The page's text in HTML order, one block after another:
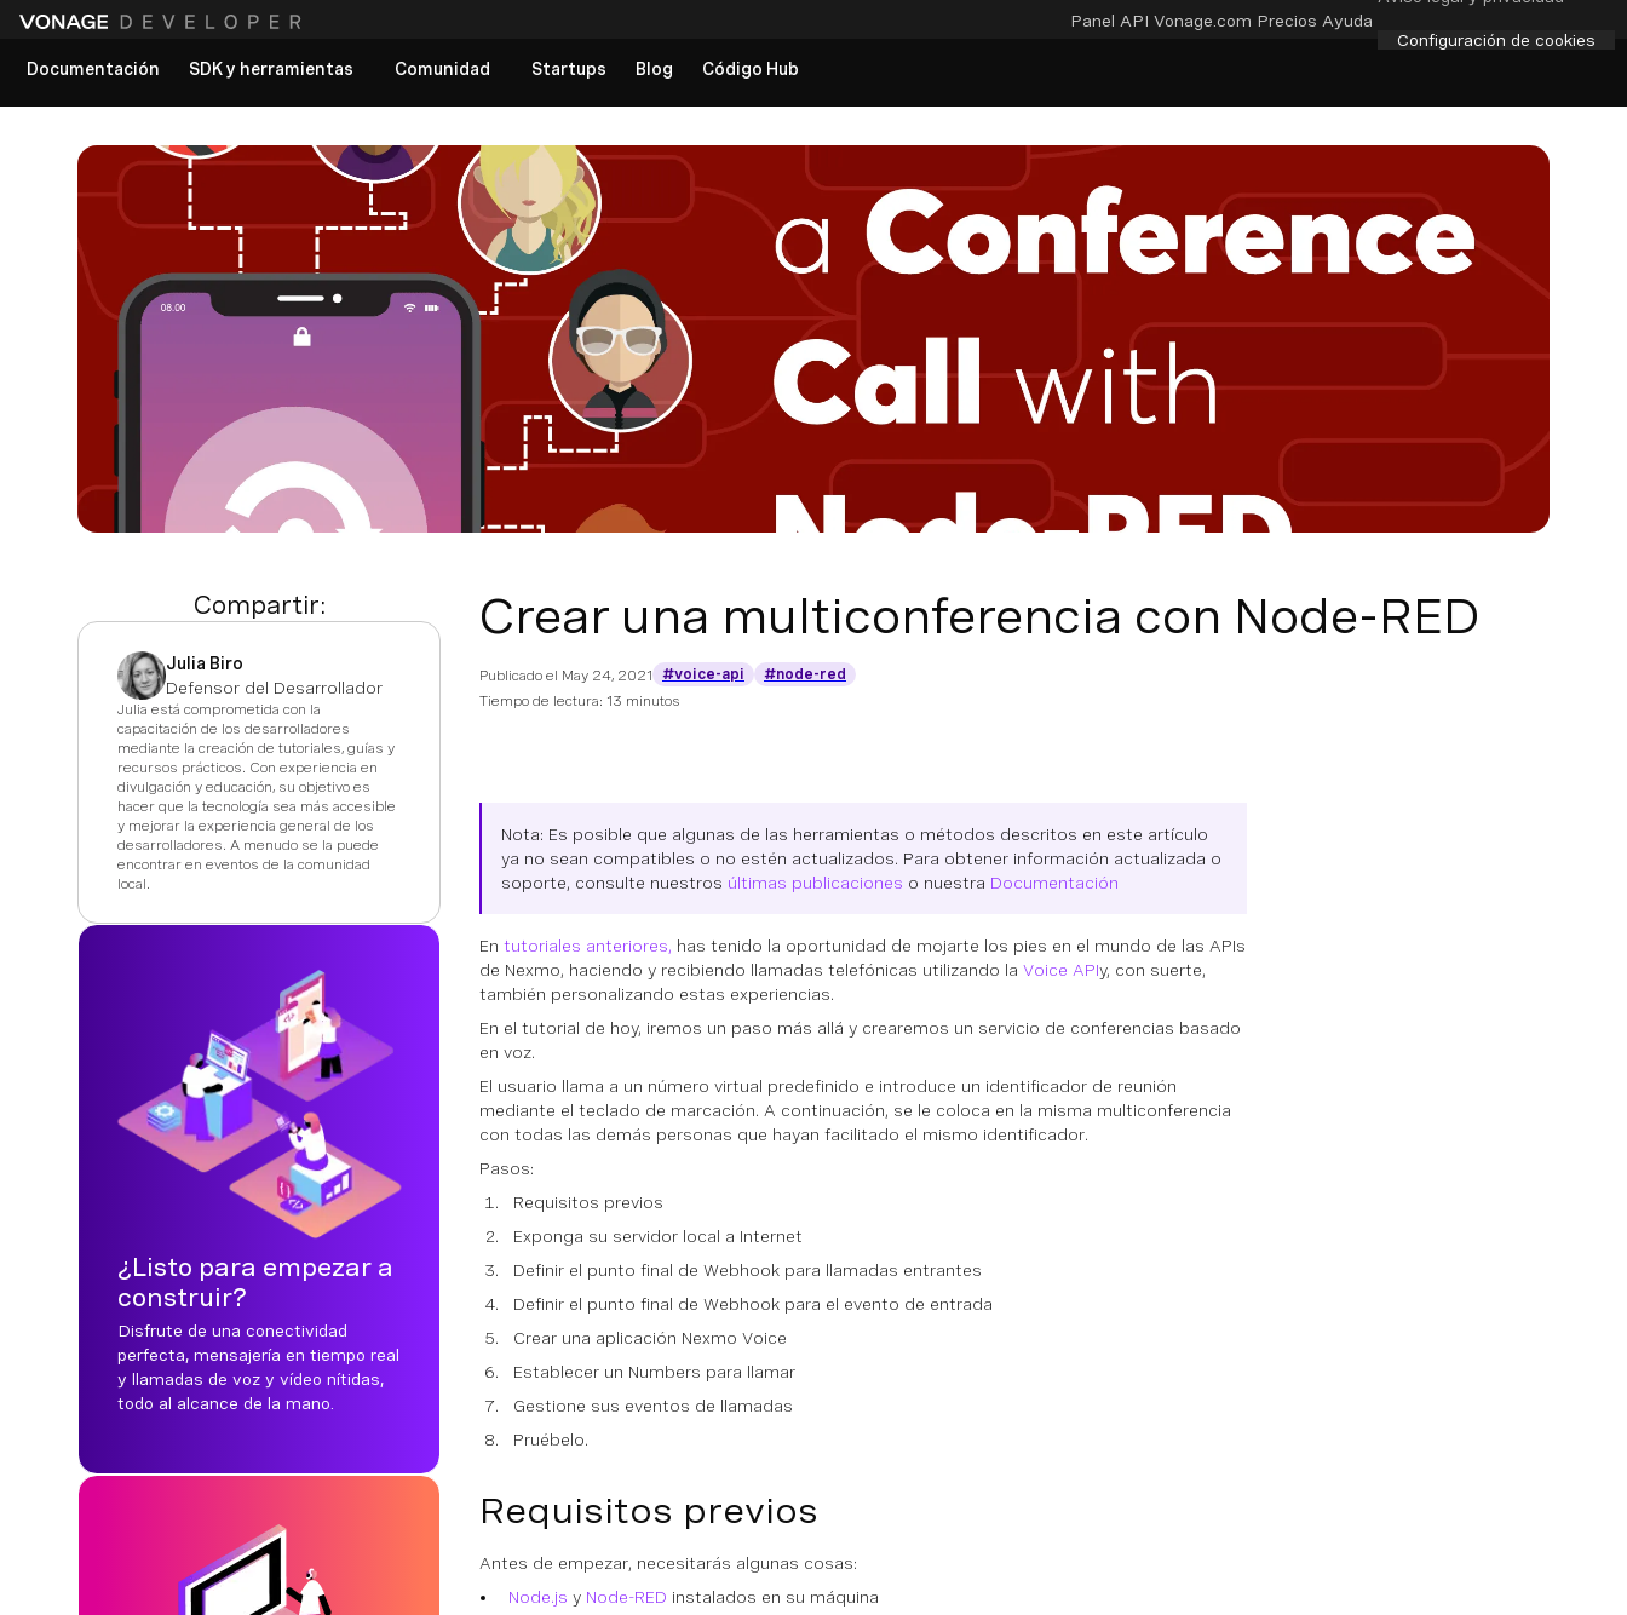
Panel API Vonage.com Precios Ayuda
Configuración de cookies
Documentación
SDK y herramientas Comunidad Startups Blog Código Hub
Compartir:
Julia Biro
Defensor del Desarrollador
Julia está comprometida con la
capacitación de los desarrolladores
mediante la creación de tutoriales, guías y
recursos prácticos. Con experiencia en
divulgación y educación, su objetivo es
hacer que la tecnología sea más accesible
y mejorar la experiencia general de los
desarrolladores. A menudo se la puede
encontrar en eventos de la comunidad
local.
¿Listo para empezar a
construir?
Disfrute de una conectividad
perfecta, mensajería en tiempo real
y llamadas de voz y vídeo nítidas,
todo al alcance de la mano.
Crear una multiconferencia con Node-RED
Publicado el May 24, 2021 #voice-api
#node-red
Tiempo de lectura: 13 minutos
Nota: Es posible que algunas de las herramientas o métodos descritos en este artículo
ya no sean compatibles o no estén actualizados. Para obtener información actualizada o
soporte, consulte nuestros últimas publicaciones o nuestra Documentación
En tutoriales anteriores, has tenido la oportunidad de mojarte los pies en el mundo de las APIs
de Nexmo, haciendo y recibiendo llamadas telefónicas utilizando la Voice APIy, con suerte,
también personalizando estas experiencias.
En el tutorial de hoy, iremos un paso más allá y crearemos un servicio de conferencias basado
en voz.
El usuario llama a un número virtual predefinido e introduce un identificador de reunión
mediante el teclado de marcación. A continuación, se le coloca en la misma multiconferencia
con todas las demás personas que hayan facilitado el mismo identificador.
Pasos:
Requisitos previos
Exponga su servidor local a Internet
Definir el punto final de Webhook para llamadas entrantes
Definir el punto final de Webhook para el evento de entrada
Crear una aplicación Nexmo Voice
Establecer un Numbers para llamar
Gestione sus eventos de llamadas
Pruébelo.
Requisitos previos
Antes de empezar, necesitarás algunas cosas:
Node.js y Node-RED instalados en su máquina